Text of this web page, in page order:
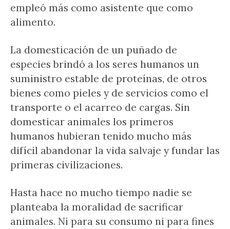
empleó más como asistente que como
alimento.
La domesticación de un puñado de
especies brindó a los seres humanos un
suministro estable de proteínas, de otros
bienes como pieles y de servicios como el
transporte o el acarreo de cargas. Sin
domesticar animales los primeros
humanos hubieran tenido mucho más
difícil abandonar la vida salvaje y fundar las
primeras civilizaciones.
Hasta hace no mucho tiempo nadie se
planteaba la moralidad de sacrificar
animales. Ni para su consumo ni para fines